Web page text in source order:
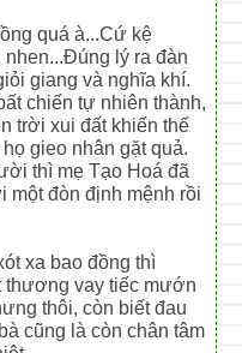
quá à...Cứ kệ
lý ra đàn
giang và nghĩa khí.
chiến tự nhiên thành,
trời xui đất khiến thế
gieo nhân gặt quả.
thì mẹ Tạo Hoá đã
một đòn định mệnh rồi
xa bao đồng thì
thương vay tiếc mướn
thôi, còn biết đau
cũng là còn chân tâm